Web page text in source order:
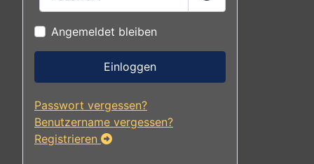
Passwort anzeigen
Angemeldet bleiben
Einloggen
Passwort vergessen?
Benutzername vergessen?
Registrieren